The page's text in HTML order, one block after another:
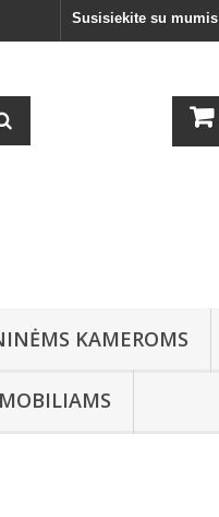
Susisiekite su mumis
KAMEROMS